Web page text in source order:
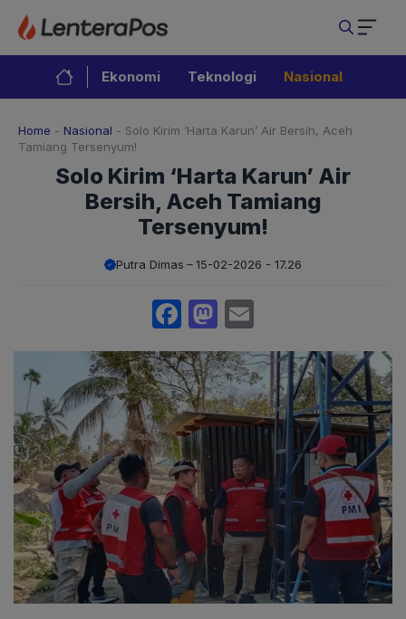
Langsung
isi
Ekonomi Teknologi Nasional
Home - Nasional - Solo Kirim ‘Harta Karun’ Air Bersih, Aceh
Tamiang Tersenyum!
Solo Kirim ‘Harta Karun’ Air
Bersih, Aceh Tamiang
Tersenyum!
Putra Dimas 15-02-2026 - 17.26
Facebook
Mastodon